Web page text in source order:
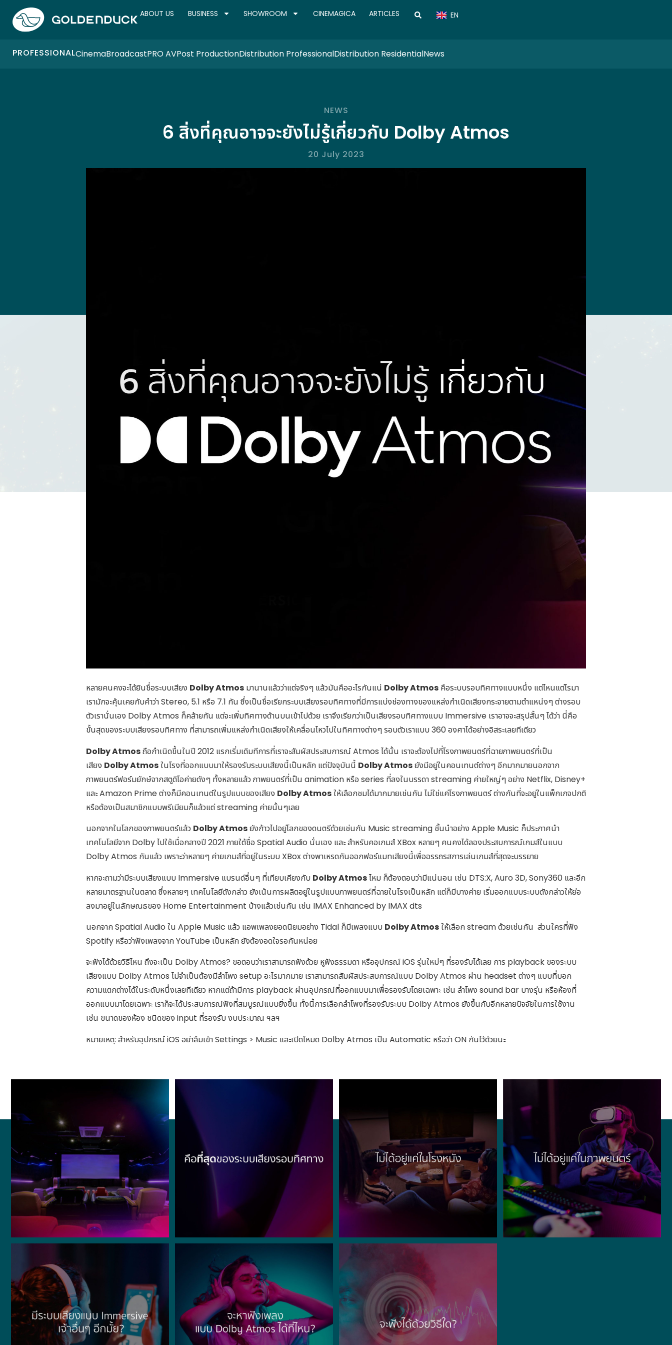
ABOUT US BUSINESS SHOWROOM CINEMAGICA ARTICLES EN
CN
PROFESSIONALCinemaBroadcastPRO AVPost ProductionDistribution ProfessionalDistribution ResidentialNews
NEWS
6 สิ่งที่คุณอาจจะยังไม่รู้เกี่ยวกับ Dolby Atmos
20 July 2023
หลายคนคงจะได้ยินชื่อระบบเสียง Dolby Atmos มานานแล้วว่าแต่จริงๆ แล้วมันคืออะไรกันแน่ Dolby Atmos คือระบบรอบทิศทางแบบหนึ่ง แต่ไหนแต่ไรมา
เรามักจะคุ้นเคยกับคำว่า Stereo, 5.1 หรือ 7.1 กัน ซึ่งเป็นชื่อเรียกระบบเสียงรอบทิศทางที่มีการแบ่งช่องทางของแหล่งกำเนิดเสียงกระจายตามตำแหน่งๆ ต่างรอบ
ตัวเรานั่นเอง Dolby Atmos ก็คล้ายกัน แต่จะเพิ่มทิศทางด้านบนเข้าไปด้วย เราจึงเรียกว่าเป็นเสียงรอบทิศทางแบบ Immersive เราอาจจะสรุปสั้นๆ ได้ว่า นี่คือ
ขั้นสุดของระบบเสียงรอบทิศทาง ที่สามารถเพิ่มแหล่งกำเนิดเสียงให้เคลื่อนไหวไปในทิศทางต่างๆ รอบตัวเราแบบ 360 องศาได้อย่างอิสระเลยทีเดียว
Dolby Atmosถือกำเนิดขึ้นในปี 2012 แรกเริ่มเดิมทีการที่เราจะสัมผัสประสบการณ์ Atmos ได้นั้น เราจะต้องไปที่โรงภาพยนตร์ที่ฉายภาพยนตร์ที่เป็น
เสียง Dolby Atmosในโรงที่ออกแบบมาให้รองรับระบบเสียงนี้เป็นหลัก แต่ปัจจุบันนี้ Dolby Atmosยังมีอยู่ในคอนเทนต์ต่างๆ อีกมากมายนอกจาก
ภาพยนตร์ฟอร์มยักษ์จากสตูดิโอค่ายดังๆ ทั้งหลายแล้ว ภาพยนตร์ที่เป็น animation หรือ series ที่ลงในบรรดา streaming ค่ายใหญ่ๆ อย่าง Netflix, Disney+
และ Amazon Prime ต่างก็มีคอนเทนต์ในรูปแบบของเสียง Dolby Atmosให้เลือกชมได้มากมายเช่นกัน ไม่ใช่แค่โรงภาพยนตร์ ต่างกันที่จะอยู่ในแพ็กเกจปกติ
หรือต้องเป็นสมาชิกแบบพรีเมียมก็แล้วแต่ streaming ค่ายนั้นๆเลย
นอกจากในโลกของภาพยนตร์แล้ว Dolby Atmosยังก้าวไปอยู่โลกของดนตรีด้วยเช่นกัน Music streaming ชั้นนำอย่าง Apple Music ก็ประกาศนำ
เทคโนโลยีจาก Dolby ไปใช้เมื่อกลางปี 2021 ภายใต้ชื่อ Spatial Audio นั่นเอง และ สำหรับคอเกมส์ XBox หลายๆ คนคงได้ลองประสบการณ์เกมส์ในแบบ
Dolby Atmos กันแล้ว เพราะว่าหลายๆ ค่ายเกมส์ที่อยู่ในระบบ XBox ต่างพาเหรดกันออกฟอร์แมทเสียงนี้เพื่ออรรถรสการเล่นเกมส์ที่สุดจะบรรยาย
หากจะถามว่ามีระบบเสียงแบบ Immersive แบรนด์อื่นๆ ที่เทียบเคียงกับ Dolby Atmosไหม ก็ต้องตอบว่ามีแน่นอน เช่น DTS:X, Auro 3D, Sony360 และอีก
หลายมาตรฐานในตลาด ซึ่งหลายๆ เทคโนโลยีดังกล่าว ยังเน้นการผลิตอยู่ในรูปแบบภาพยนตร์ที่ฉายในโรงเป็นหลัก แต่ก็มีบางค่าย เริ่มออกแบบระบบดังกล่าวให้ย่อ
ลงมาอยู่ในลักษณธของ Home Entertainment บ้างแล้วเช่นกัน เช่น IMAX Enhanced by IMAX dts
นอกจาก Spatial Audio ใน Apple Music แล้ว แอพเพลงยอดนิยมอย่าง Tidal ก็มีเพลงแบบ Dolby Atmosให้เลือก stream ด้วยเช่นกัน ส่วนใครที่ฟัง
Spotify หรือว่าฟังเพลงจาก YouTube เป็นหลัก ยังต้องอดใจรอกันหน่อย
จะฟังได้ด้วยวิธีไหน ถึงจะเป็น Dolby Atmos? ขอตอบว่าเราสามารถฟังด้วย หูฟังธรรมดา หรืออุปกรณ์ iOS รุ่นใหม่ๆ ที่รองรับได้เลย การ playback ของระบบ
เสียงแบบ Dolby Atmos ไม่จำเป็นต้องมีลำโพง setup อะไรมากมาย เราสามารถสัมผัสประสบการณ์แบบ Dolby Atmos ผ่าน headset ต่างๆ แบบที่บอก
ความแตกต่างได้ในระดับหนึ่งเลยทีเดียว หากแต่ถ้ามีการ playback ผ่านอุปกรณ์ที่ออกแบบมาเพื่อรองรับโดยเฉพาะ เช่น ลำโพง sound bar บางรุ่น หรือห้องที่
ออกแบบมาโดยเฉพาะ เราก็จะได้ประสบการณ์ฟังที่สมบูรณ์แบบยิ่งขึ้น ทั้งนี้การเลือกลำโพงที่รองรับระบบ Dolby Atmos ยังขึ้นกับอีกหลายปัจจัยในการใช้งาน
เช่น ขนาดของห้อง ชนิดของ input ที่รองรับ งบประมาณ ฯลฯ
หมายเหตุ: สำหรับอุปกรณ์ iOS อย่าลืมเข้า Settings > Music และเปิดโหมด Dolby Atmos เป็น Automatic หรือว่า ON กันไว้ด้วยนะ